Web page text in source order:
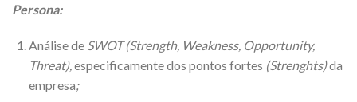
Persona:
Análise de SWOT (Strength, Weakness, Opportunity,
Threat),especificamente dos pontos fortes (Strenghts)da
empresa;